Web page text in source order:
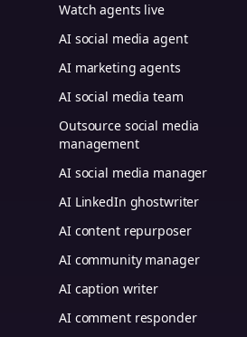
Watch agents live
AI social media agent
AI marketing agents
AI social media team
Outsource social media
management
AI social media manager
AI LinkedIn ghostwriter
AI content repurposer
AI community manager
AI caption writer
AI comment responder